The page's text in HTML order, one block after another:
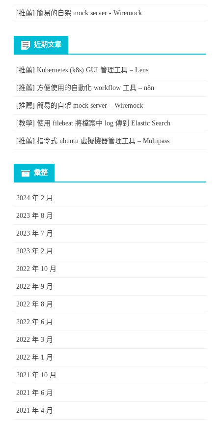
[推薦] 簡易的自架 mock server - Wiremock
近期文章
[推薦] Kubernetes (k8s) GUI 管理工具 – Lens
[推薦] 方便使用的自動化 workflow 工具 – n8n
[推薦] 簡易的自架 mock server – Wiremock
[教學] 使用 filebeat 將檔案中 log 傳到 Elastic Search
[推薦] 指令式 ubuntu 虛擬機器管理工具 – Multipass
彙整
2024 年 2 月
2023 年 8 月
2023 年 7 月
2023 年 2 月
2022 年 10 月
2022 年 9 月
2022 年 8 月
2022 年 6 月
2022 年 3 月
2022 年 1 月
2021 年 10 月
2021 年 6 月
2021 年 4 月